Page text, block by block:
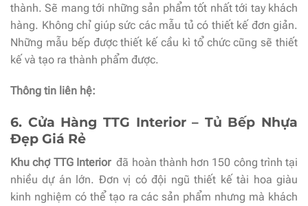
thành. Sẽ mang tới những sản phẩm tốt nhất tới tay khách
hàng. Không chỉ giúp sức các mẫu tủ có thiết kế đơn giản.
Những mẫu bếp được thiết kế cầu kì tổ chức cũng sẽ thiết
kế và tạo ra thành phẩm được.
Thông tin liên hệ:
6. Cửa Hàng TTG Interior – Tủ Bếp Nhựa
Đẹp Giá Rẻ
Khu chợ TTG Interior đã hoàn thành hơn 150 công trình tại
nhiều dự án lớn. Đơn vị có đội ngũ thiết kế tài hoa giàu
kinh nghiệm có thể tạo ra các sản phẩm nhưng mà khách